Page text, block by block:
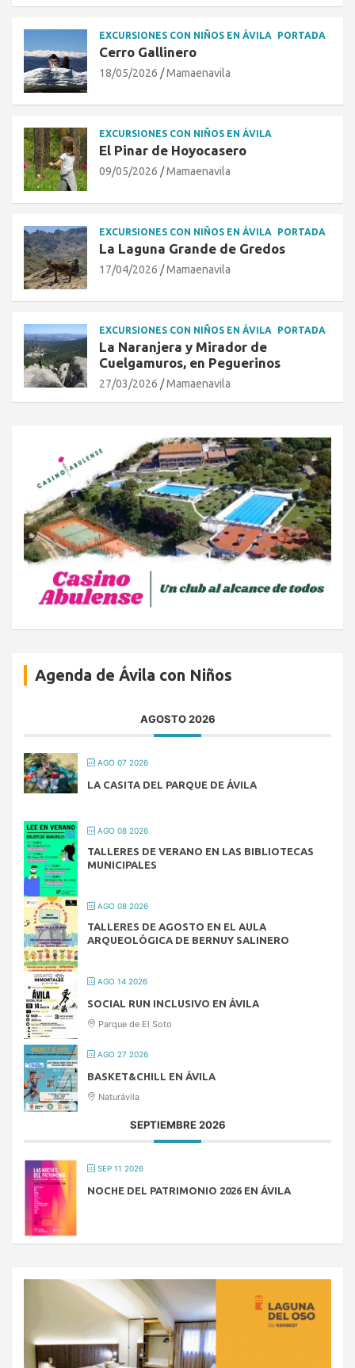
EXCURSIONES CON NIÑOS EN ÁVILA PORTADA
Cerro Gallinero
18/05/2026 Mamaenavila
EXCURSIONES CON NIÑOS EN ÁVILA
El Pinar de Hoyocasero
09/05/2026 Mamaenavila
EXCURSIONES CON NIÑOS EN ÁVILA PORTADA
La Laguna Grande de Gredos
17/04/2026 Mamaenavila
EXCURSIONES CON NIÑOS EN ÁVILA PORTADA
La Naranjera y Mirador de
Cuelgamuros, en Peguerinos
27/03/2026 Mamaenavila
Agenda de Ávila con Niños
AGOSTO 2026
AGO 07 2026
LA CASITA DEL PARQUE DE ÁVILA
AGO 08 2026
TALLERES DE VERANO EN LAS BIBLIOTECAS
MUNICIPALES
AGO 08 2026
TALLERES DE AGOSTO EN EL AULA
ARQUEOLÓGICA DE BERNUY SALINERO
AGO 14 2026
SOCIAL RUN INCLUSIVO EN ÁVILA
Parque de El Soto
AGO 27 2026
BASKET&CHILL EN ÁVILA
Naturávila
SEPTIEMBRE 2026
SEP 11 2026
NOCHE DEL PATRIMONIO 2026 EN ÁVILA